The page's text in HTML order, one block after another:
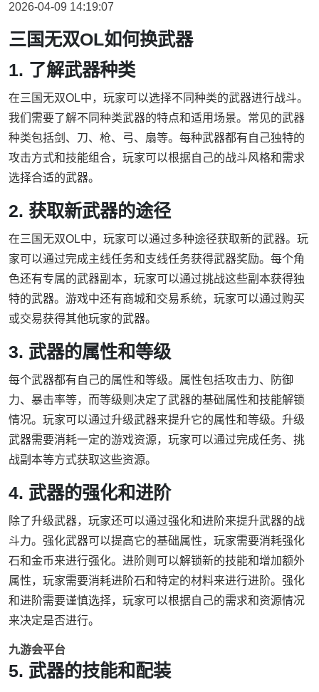
2026-04-09 14:19:07
三国无双OL如何换武器
1. 了解武器种类
在三国无双OL中，玩家可以选择不同种类的武器进行战斗。
我们需要了解不同种类武器的特点和适用场景。常见的武器
种类包括剑、刀、枪、弓、扇等。每种武器都有自己独特的
攻击方式和技能组合，玩家可以根据自己的战斗风格和需求
选择合适的武器。
2. 获取新武器的途径
在三国无双OL中，玩家可以通过多种途径获取新的武器。玩
家可以通过完成主线任务和支线任务获得武器奖励。每个角
色还有专属的武器副本，玩家可以通过挑战这些副本获得独
特的武器。游戏中还有商城和交易系统，玩家可以通过购买
或交易获得其他玩家的武器。
3. 武器的属性和等级
每个武器都有自己的属性和等级。属性包括攻击力、防御
力、暴击率等，而等级则决定了武器的基础属性和技能解锁
情况。玩家可以通过升级武器来提升它的属性和等级。升级
武器需要消耗一定的游戏资源，玩家可以通过完成任务、挑
战副本等方式获取这些资源。
4. 武器的强化和进阶
除了升级武器，玩家还可以通过强化和进阶来提升武器的战
斗力。强化武器可以提高它的基础属性，玩家需要消耗强化
石和金币来进行强化。进阶则可以解锁新的技能和增加额外
属性，玩家需要消耗进阶石和特定的材料来进行进阶。强化
和进阶需要谨慎选择，玩家可以根据自己的需求和资源情况
来决定是否进行。
九游会平台
5. 武器的技能和配装